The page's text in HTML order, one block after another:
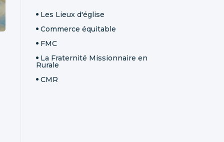
Les Lieux d'église
Commerce équitable
FMC
La Fraternité Missionnaire en
Rurale
CMR